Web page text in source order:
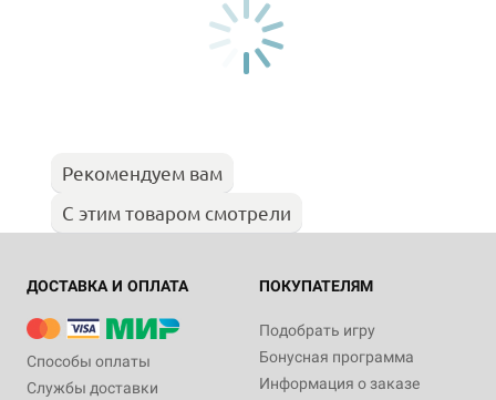
Рекомендуем вам
С этим товаром смотрели
ДОСТАВКА И ОПЛАТА
Способы оплаты
Службы доставки
ПОКУПАТЕЛЯМ
Подобрать игру
Бонусная программа
Информация о заказе